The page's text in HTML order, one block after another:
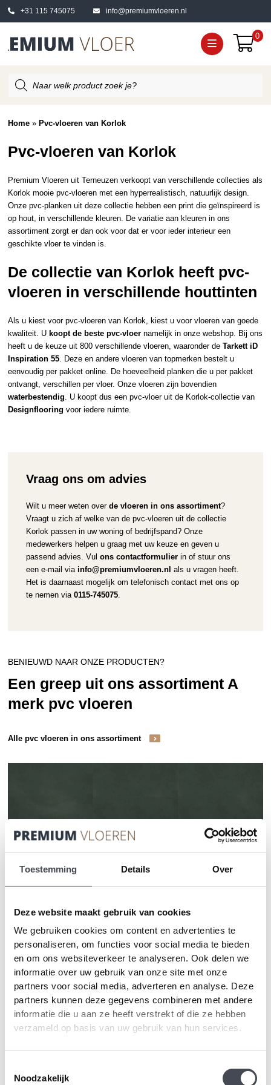
Toestemming Details Over
Deze website maakt gebruik van cookies
We gebruiken cookies om content en advertenties te
personaliseren, om functies voor social media te bieden
en om ons websiteverkeer te analyseren. Ook delen we
informatie over uw gebruik van onze site met onze
partners voor social media, adverteren en analyse. Deze
partners kunnen deze gegevens combineren met andere
informatie die u aan ze heeft verstrekt of die ze hebben
verzameld op basis van uw gebruik van hun services.
Noodzakelijk
+31 115 745075 info@premiumvloeren.nl
0
zoeken
Home » Pvc-vloeren van Korlok
Pvc-vloeren van Korlok
Premium Vloeren uit Terneuzen verkoopt van verschillende collecties als
Korlok mooie pvc-vloeren met een hyperrealistisch, natuurlijk design.
Onze pvc-planken uit deze collectie hebben een print die geïnspireerd is
op hout, in verschillende kleuren. De variatie aan kleuren in ons
assortiment zorgt er dan ook voor dat er voor ieder interieur een
geschikte vloer te vinden is.
De collectie van Korlok heeft pvc-
vloeren in verschillende houttinten
Als u kiest voor pvc-vloeren van Korlok, kiest u voor vloeren van goede
kwaliteit. U koopt de beste pvc-vloer namelijk in onze webshop. Bij ons
heeft u de keuze uit 800 verschillende vloeren, waaronder deTarkett iD
Inspiration 55. Deze en andere vloeren van topmerken bestelt u
eenvoudig per pakket online. De hoeveelheid planken die u per pakket
ontvangt, verschillen per vloer. Onze vloeren zijn bovendien
waterbestendig. U koopt dus een pvc-vloer uit de Korlok-collectie van
Designflooring voor iedere ruimte.
Vraag ons om advies
Wilt u meer weten over de vloeren in ons assortiment?
Vraagt u zich af welke van de pvc-vloeren uit de collectie
Korlok passen in uw woning of bedrijfspand? Onze
medewerkers helpen u graag met uw keuze en geven u
passend advies. Vul ons contactformulierin of stuur ons
een e-mail via info@premiumvloeren.nl als u vragen heeft.
Het is daarnaast mogelijk om telefonisch contact met ons op
te nemen via 0115-745075.
BENIEUWD NAAR ONZE PRODUCTEN?
Een greep uit ons assortiment A
merk pvc vloeren
Alle pvc vloeren in ons assortiment
Moduleo Roots Mattina 46790
€ 38.99m2
MEER INFORMATIE